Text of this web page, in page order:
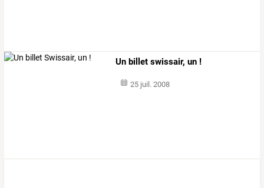
Un billet swissair, un !
25 juil. 2008